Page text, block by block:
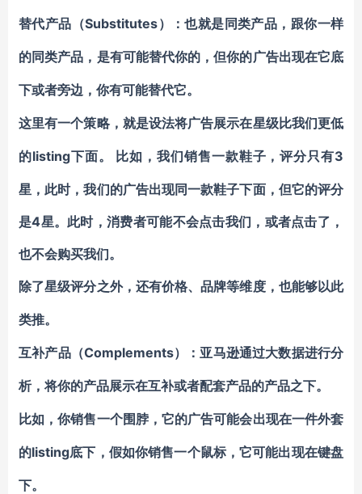
替代产品（Substitutes）：也就是同类产品，跟你一样
的同类产品，是有可能替代你的，但你的广告出现在它底
下或者旁边，你有可能替代它。
这里有一个策略，就是设法将广告展示在星级比我们更低
的listing下面。 比如，我们销售一款鞋子，评分只有3
星，此时，我们的广告出现同一款鞋子下面，但它的评分
是4星。此时，消费者可能不会点击我们，或者点击了，
也不会购买我们。
除了星级评分之外，还有价格、品牌等维度，也能够以此
类推。
互补产品（Complements） ：亚马逊通过大数据进行分
析，将你的产品展示在互补或者配套产品的产品之下。
比如，你销售一个围脖，它的广告可能会出现在一件外套
的listing底下，假如你销售一个鼠标，它可能出现在键盘
下。